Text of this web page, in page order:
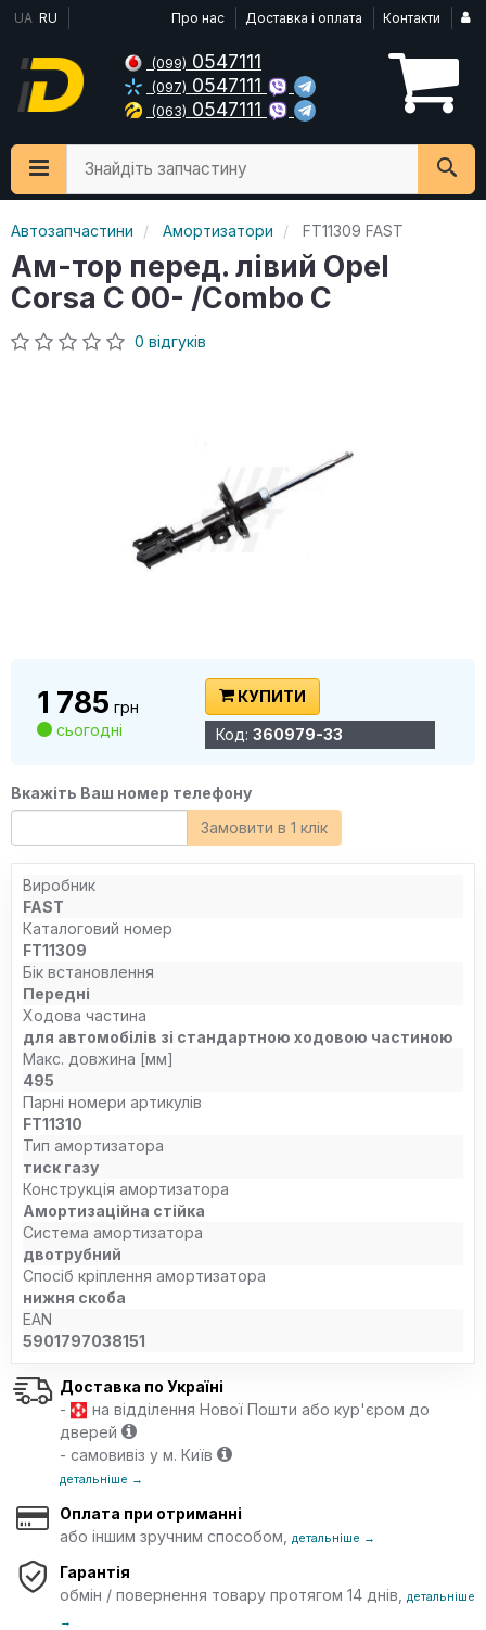
UA RU Про нас Доставка і оплата Контакти
(099) 0547111
(097) 0547111
(063) 0547111
Знайдіть запчастину
Автозапчастини Амортизатори FT11309 FAST
Ам-тор перед. лівий Opel
Corsa C 00- /Combo C
0 відгуків
1 785 грн
сьогодні
КУПИТИ
Код: 360979-33
Вкажіть Ваш номер телефону
Замовити в 1 клік
Виробник
FAST
Каталоговий номер
FT11309
Бік встановлення
Передні
Ходова частина
для автомобілів зі стандартною ходовою частиною
Макс. довжина [мм]
495
Парні номери артикулів
FT11310
Тип амортизатора
тиск газу
Конструкція амортизатора
Амортизаційна стійка
Система амортизатора
двотрубний
Спосіб кріплення амортизатора
нижня скоба
EAN
5901797038151
Доставка по Україні
-
на відділення Нової Пошти або кур'єром до
дверей
- самовивіз у м. Київ
детальніше →
Оплата при отриманні
або іншим зручним способом,
детальніше →
Гарантія
обмін / повернення товару протягом 14 днів,
детальніше
→